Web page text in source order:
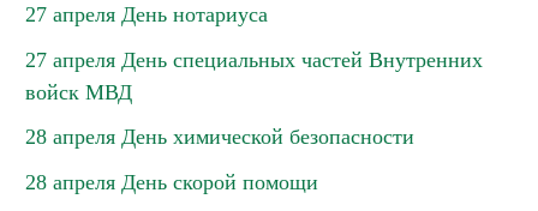
27 апреля День нотариуса
27 апреля День специальных частей Внутренних
войск МВД
28 апреля День химической безопасности
28 апреля День скорой помощи